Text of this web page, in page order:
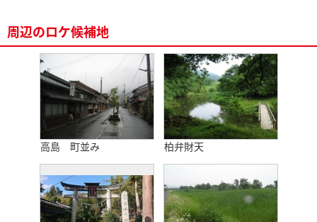
周辺のロケ候補地
高島 町並み 柏弁財天